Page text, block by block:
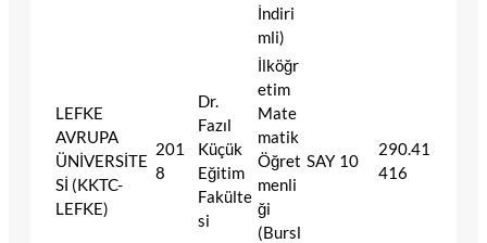
İndiri
mli)
LEFKE
AVRUPA
ÜNİVERSİTE
Sİ (KKTC-
LEFKE)
201
8
Dr.
Fazıl
Küçük
Eğitim
Fakülte
si
İlköğr
etim
Mate
matik
Öğret
menli
ği
(Bursl
SAY 10
290.41
416